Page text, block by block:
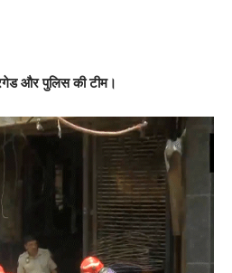
और पुलिस की टीम।